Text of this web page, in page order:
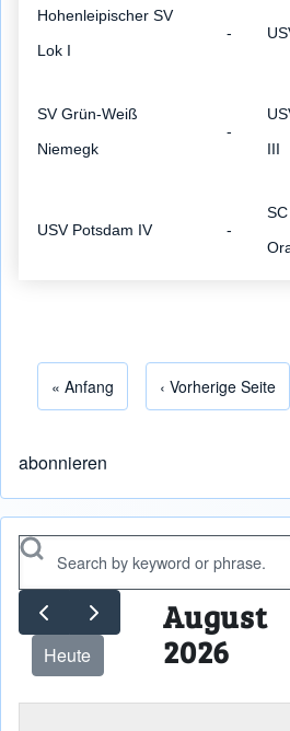
Hohenleipischer SV
Lok I
-
SV Grün-Weiß
Niemegk
-
III
USV Potsdam IV -
SC
Erste Seite
« Anfang Vorherige Seite
‹ Vorherige Seite
abonnieren
Search
Heute
August
2026